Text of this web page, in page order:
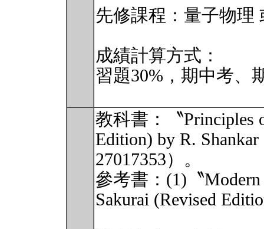
先修課程：量子物理
成績計算方式：
習題30%，期中考、
教科書：〝Principles
Edition) by R.
27017353）。
參考書：(1)〝Modern
Sakurai (Revised